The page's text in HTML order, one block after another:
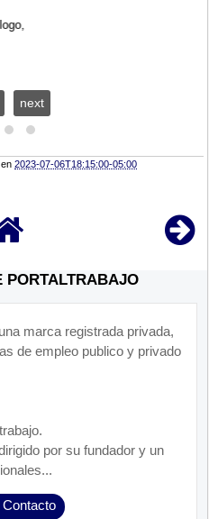
next
en2023-07-06T18:15:00-05:00
PORTALTRABAJO
marca registrada privada,
de empleo publico y privado
por su fundador y un
Contacto